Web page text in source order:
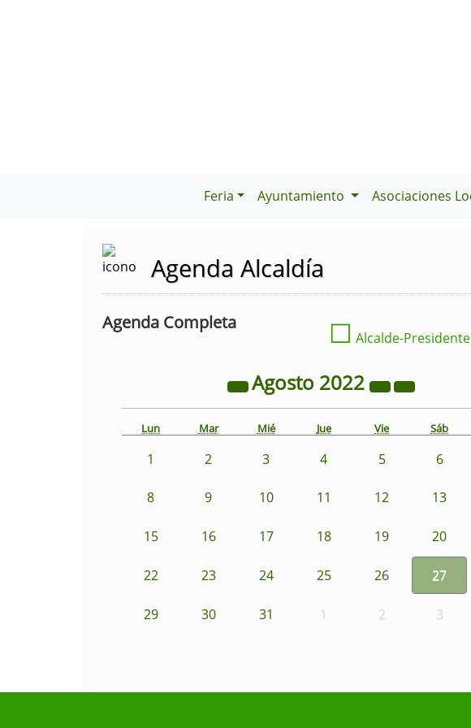
Feria Ayuntamiento Asociaciones
Agenda Alcaldía
Agenda Completa ☐ Alcalde-Presidente
Agosto 2022
Lun Mar Mié Jue Vie Sáb
1 2 3 4 5 6
8 9 10 11 12 13
15 16 17 18 19 20
22 23 24 25 26 27
29 30 31 1 2 3